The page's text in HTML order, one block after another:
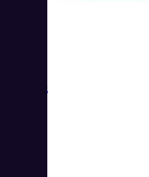
МойСклад